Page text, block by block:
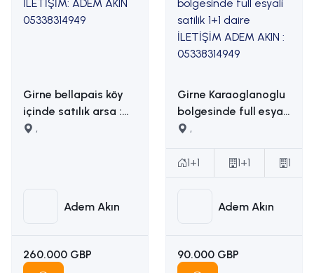
Girne bellapais köy
içinde satılık arsa :
İLETİŞİM: ADEM AKIN
,
Adem Akın
260.000 GBP
Girne Karaoglanoglu
bolgesinde full esyali
satilik 1+1 daire
05338314949
,
1+1 1+1 1
Adem Akın
90.000 GBP